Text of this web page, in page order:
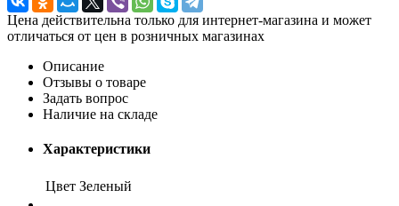
Цена действительна только для интернет-магазина и может
отличаться от цен в розничных магазинах
Описание
Отзывы о товаре
Задать вопрос
Наличие на складе
Характеристики
Цвет Зеленый